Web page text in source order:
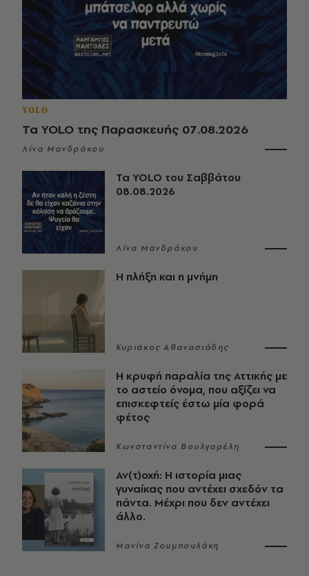
YOLO
Τα YOLO της Παρασκευής 07.08.2026
Λίνα Μανδράκου
Τα YOLO του Σαββάτου
08.08.2026
Λίνα Μανδράκου
Η πλήξη και η μνήμη
Κυριάκος Αθανασιάδης
Η κρυφή παραλία της Αττικής με
το αστείο όνομα, που αξίζει να
επισκεφτείς έστω μία φορά
φέτος
Κωνσταντίνα Βουλγαρέλη
Αν(τ)οχή: Η ιστορία μιας
γυναίκας που αντέχει σχεδόν τα
πάντα. Μέχρι που δεν αντέχει
άλλο.
Μανίνα Ζουμπουλάκη